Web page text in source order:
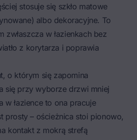
stosuje się szkło matowe
albo dekoracyjne. To
zwłaszcza w łazienkach bez
z korytarza i poprawia
o którym się zapomina
się przy wyborze drzwi mniej
w łazience to ona pracuje
prosty – ościeżnica stoi pionowo,
kontakt z mokrą strefą